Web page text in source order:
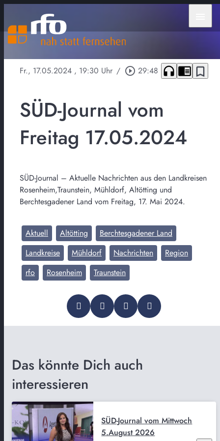
Fr., 17.05.2024 , 19:30 Uhr / play_circle_outline 29:48 headphones chrome_reader_mode bookmark_border
SÜD-Journal vom
Freitag 17.05.2024
SÜD-Journal – Aktuelle Nachrichten aus den Landkreisen
Rosenheim,Traunstein, Mühldorf, Altötting und
Berchtesgadener Land vom Freitag, 17. Mai 2024.
Aktuell Altötting
Berchtesgadener Land
Landkreise
Mühldorf Nachrichten
Region
rfo
Rosenheim Traunstein
Das könnte Dich auch
interessieren
SÜD-Journal vom Mittwoch
5.August 2026